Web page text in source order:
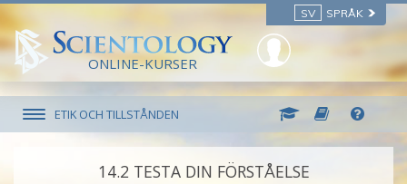
SV SPRÅK
ONLINE-KURSER
ETIK OCH TILLSTÅNDEN
14.‎2 TESTA DIN FÖRSTÅELSE